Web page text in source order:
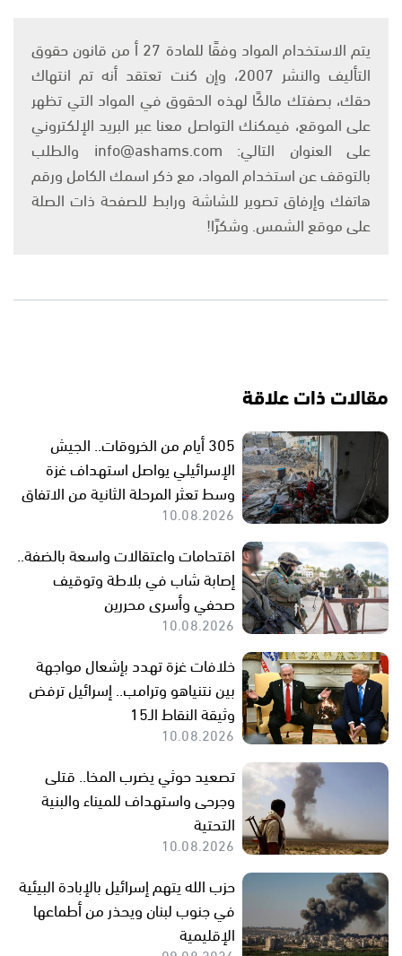
يتم الاستخدام المواد وفقًا للمادة 27 أ من قانون حقوق
التأليف والنشر 2007، وإن كنت تعتقد أنه تم انتهاك
حقك، بصفتك مالكًا لهذه الحقوق في المواد التي تظهر
على الموقع، فيمكنك التواصل معنا عبر البريد الإلكتروني
على العنوان التالي: info@ashams.com والطلب
بالتوقف عن استخدام المواد، مع ذكر اسمك الكامل ورقم
هاتفك وإرفاق تصوير للشاشة ورابط للصفحة ذات الصلة
على موقع الشمس. وشكرًا!
مقالات ذات علاقة
305 أيام من الخروقات.. الجيش
الإسرائيلي يواصل استهداف غزة
وسط تعثر المرحلة الثانية من الاتفاق
10.08.2026
اقتحامات واعتقالات واسعة بالضفة..
إصابة شاب في بلاطة وتوقيف
صحفي وأسرى محررين
10.08.2026
خلافات غزة تهدد بإشعال مواجهة
بين نتنياهو وترامب.. إسرائيل ترفض
وثيقة النقاط الـ15
10.08.2026
تصعيد حوثي يضرب المخا.. قتلى
وجرحى واستهداف للميناء والبنية
التحتية
10.08.2026
حزب الله يتهم إسرائيل بالإبادة البيئية
في جنوب لبنان ويحذر من أطماعها
الإقليمية